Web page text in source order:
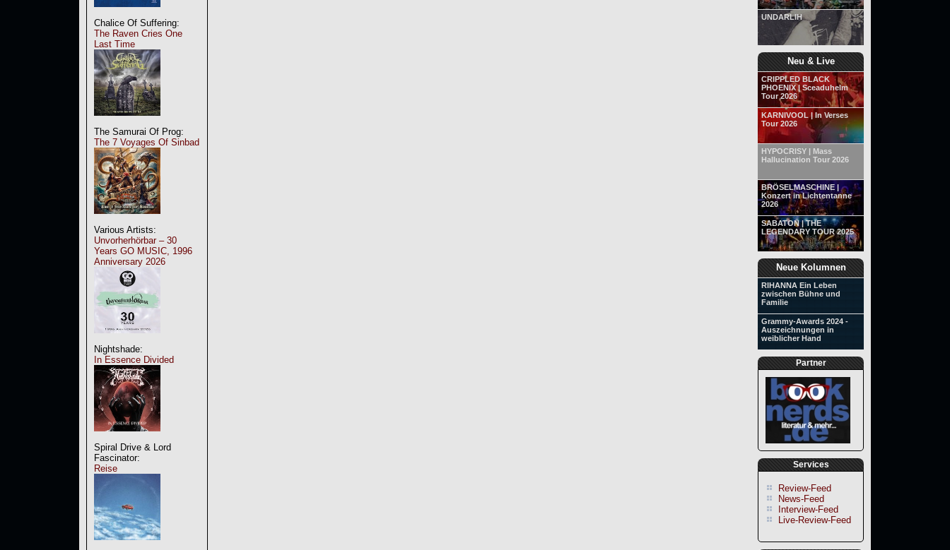
Chalice Of Suffering:
The Raven Cries One
Last Time
The Samurai Of Prog:
The 7 Voyages Of Sinbad
Various Artists:
Unvorherhörbar – 30
Years GO MUSIC, 1996
Anniversary 2026
Nightshade:
In Essence Divided
Spiral Drive & Lord
Fascinator:
Reise
UNDARLIH
Neu & Live
CRIPPLED BLACK
PHOENIX | Sceaduhelm
Tour 2026
KARNIVOOL | In Verses
Tour 2026
HYPOCRISY | Mass
Hallucination Tour 2026
BRÖSELMASCHINE |
Konzert in Lichtentanne
2026
SABATON | THE
LEGENDARY TOUR 2025
Neue Kolumnen
RIHANNA Ein Leben
zwischen Bühne und
Familie
Grammy-Awards 2024 -
Auszeichnungen in
weiblicher Hand
Partner
Services
Review-Feed
News-Feed
Interview-Feed
Live-Review-Feed